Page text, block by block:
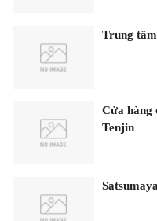
Trung
Cửa hàng
Tenjin
Satsumaya